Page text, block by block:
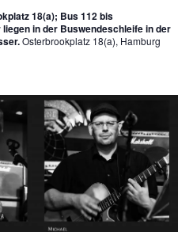
18(a); Bus 112 bis
in der Buswendeschleife in der
Osterbrookplatz 18(a), Hamburg